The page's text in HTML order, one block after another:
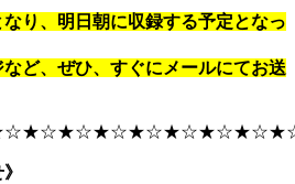
り、明日朝に収録する予定となっ
ど、ぜひ、すぐにメールにてお送